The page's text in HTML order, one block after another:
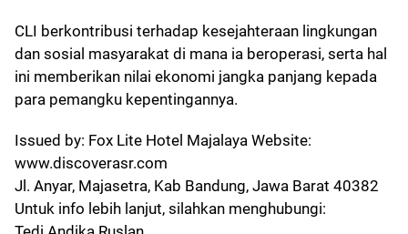
CLI berkontribusi terhadap kesejahteraan lingkungan
dan sosial masyarakat di mana ia beroperasi, serta hal
ini memberikan nilai ekonomi jangka panjang kepada
para pemangku kepentingannya.
Issued by: Fox Lite Hotel Majalaya Website:
www.discoverasr.com
Jl. Anyar, Majasetra, Kab Bandung, Jawa Barat 40382
Untuk info lebih lanjut, silahkan menghubungi: